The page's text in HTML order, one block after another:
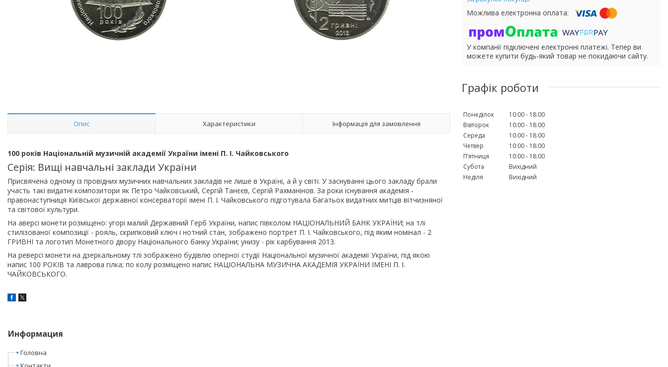
Опис Характеристики Інформація для замовлення
100 років Національній музичній академії України імені П. І. Чайковського
Серія: Вищі навчальні заклади України
Присвячена одному із провідних музичних навчальних закладів не лише в Україні, а й у світі. У заснуванні цього закладу брали
участь такі видатні композитори як Петро Чайковський, Сергій Танєєв, Сергій Рахманінов. За роки існування академія -
правонаступниця Київської державної консерваторії імені П. І. Чайковського підготувала багатьох видатних митців вітчизняної
та світової культури.
На аверсі монети розміщено: угорі малий Державний Герб України, напис півколом НАЦІОНАЛЬНИЙ БАНК УКРАЇНИ; на тлі
стилізованої композиції - рояль, скрипковий ключ і нотний стан, зображено портрет П. І. Чайковського, під яким номінал - 2
ГРИВНІ та логотип Монетного двору Національного банку України; унизу - рік карбування 2013.
На реверсі монети на дзеркальному тлі зображено будівлю оперної студії Національної музичної академії України, під якою
напис 100 РОКІВ та лаврова гілка; по колу розміщено напис НАЦІОНАЛЬНА МУЗИЧНА АКАДЕМІЯ УКРАЇНИ ІМЕНІ П. І.
ЧАЙКОВСЬКОГО.
У компанії підключені електронні платежі. Тепер ви
можете купити будь-який товар не покидаючи сайту.
Графік роботи
Понеділок 10:00
18:00
Вівторок
10:00
18:00
Середа
10:00
18:00
Четвер
10:00
18:00
Пʼятниця
10:00
18:00
Субота
Вихідний
Неділя
Вихідний
Информация
Головна